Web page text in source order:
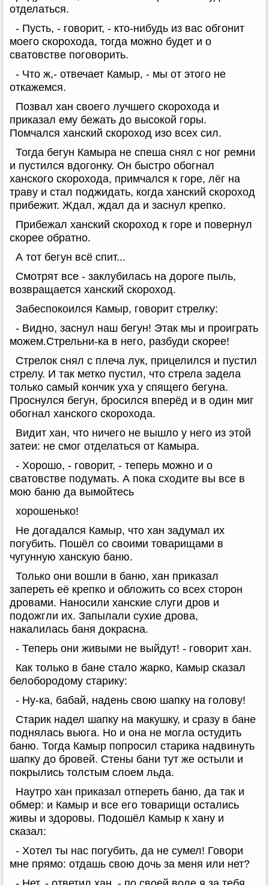
отделаться.
- Пусть, - говорит, - кто-нибудь из вас обгонит
моего скорохода, тогда можно будет и о
сватовстве поговорить.
- Что ж,- отвечает Камыр, - мы от этого не
откажемся.
Позвал хан своего лучшего скорохода и
приказал ему бежать до высокой горы.
Помчался ханский скороход изо всех сил.
Тогда бегун Камыра не спеша снял с ног ремни
и пустился вдогонку. Он быстро обогнал
ханского скорохода, примчался к горе, лёг на
траву и стал поджидать, когда ханский скороход
прибежит. Ждал, ждал да и заснул крепко.
Прибежал ханский скороход к горе и повернул
скорее обратно.
А тот бегун всё спит...
Смотрят все - заклубилась на дороге пыль,
возвращается ханский скороход.
Забеспокоился Камыр, говорит стрелку:
- Видно, заснул наш бегун! Этак мы и проиграть
можем.Стрельни-ка в него, разбуди скорее!
Стрелок снял с плеча лук, прицелился и пустил
стрелу. И так метко пустил, что стрела задела
только самый кончик уха у спящего бегуна.
Проснулся бегун, бросился вперёд и в один миг
обогнал ханского скорохода.
Видит хан, что ничего не вышло у него из этой
затеи: не смог отделаться от Камыра.
- Хорошо, - говорит, - теперь можно и о
сватовстве подумать. А пока сходите вы все в
мою баню да вымойтесь
хорошенько!
Не догадался Камыр, что хан задумал их
погубить. Пошёл со своими товарищами в
чугунную ханскую баню.
Только они вошли в баню, хан приказал
запереть её крепко и обложить со всех сторон
дровами. Наносили ханские слуги дров и
подожгли их. Запылали сухие дрова,
накалилась баня докрасна.
- Теперь они живыми не выйдут! - говорит хан.
Как только в бане стало жарко, Камыр сказал
белобородому старику:
- Ну-ка, бабай, надень свою шапку на голову!
Старик надел шапку на макушку, и сразу в бане
поднялась вьюга. Но и она не могла остудить
баню. Тогда Камыр попросил старика надвинуть
шапку до бровей. Стены бани тут же остыли и
покрылись толстым слоем льда.
Наутро хан приказал отпереть баню, да так и
обмер: и Камыр и все его товарищи остались
живы и здоровы. Подошёл Камыр к хану и
сказал:
- Хотел ты нас погубить, да не сумел! Говори
мне прямо: отдашь свою дочь за меня или нет?